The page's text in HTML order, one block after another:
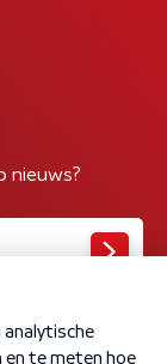
nieuws?